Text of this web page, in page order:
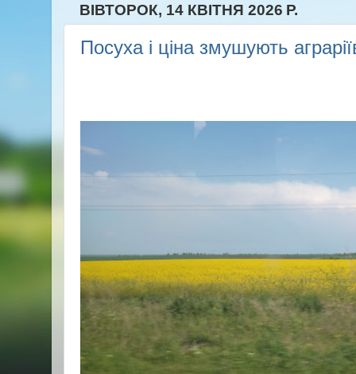
ВІВТОРОК, 14 КВІТНЯ 2026 Р.
Посуха і ціна змушують